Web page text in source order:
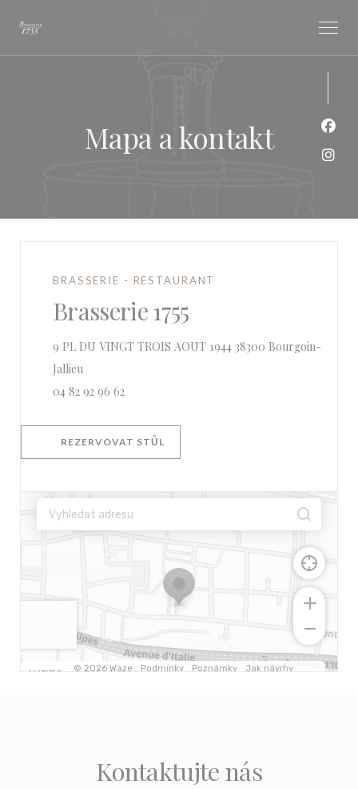
Mapa a kontakt
BRASSERIE - RESTAURANT
Brasserie 1755
9 PL DU VINGT TROIS AOUT 1944 38300 Bourgoin-
Jallieu
04 82 92 96 62
REZERVOVAT STŮL
Kontaktujte nás